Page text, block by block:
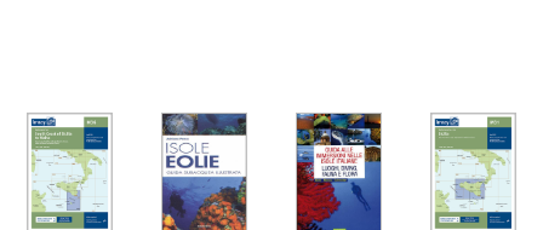
nautiche a quelle tecniche per dedicarsi
alla stesura di portolani.